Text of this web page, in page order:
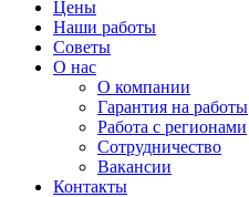
Цены
Наши работы
Советы
О нас
О компании
Гарантия на работы
Работа с регионами
Сотрудничество
Вакансии
Контакты